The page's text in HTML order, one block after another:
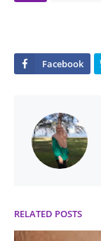
RELATED POSTS